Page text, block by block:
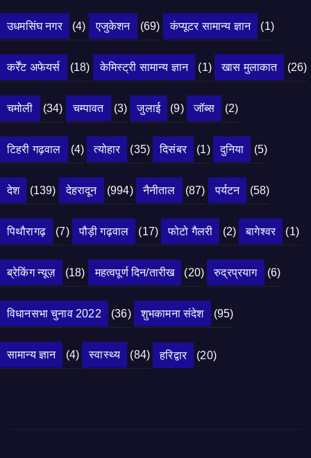
उधमसिंघ नगर (4) एजुकेशन (69) कंप्यूटर सामान्य ज्ञान (1)
कर्रेंट अफेयर्स (18) केमिस्ट्री सामान्य ज्ञान (1) खास मुलाकात (26)
चमोली (34) चम्पावत (3) जुलाई (9) जॉब्स (2)
टिहरी गढ़वाल (4) त्योहार (35) दिसंबर (1) दुनिया (5)
देश (139) देहरादून (994) नैनीताल (87) पर्यटन (58)
पिथौरागढ़ (7) पौड़ी गढ़वाल (17) फोटो गैलरी (2) बागेश्वर (1)
ब्रेकिंग न्यूज़ (18) महत्वपूर्ण दिन/तारीख (20) रुद्रप्रयाग (6)
विधानसभा चुनाव 2022 (36) शुभकामना संदेश (95)
सामान्य ज्ञान (4) स्वास्थ्य (84) हरिद्वार (20)